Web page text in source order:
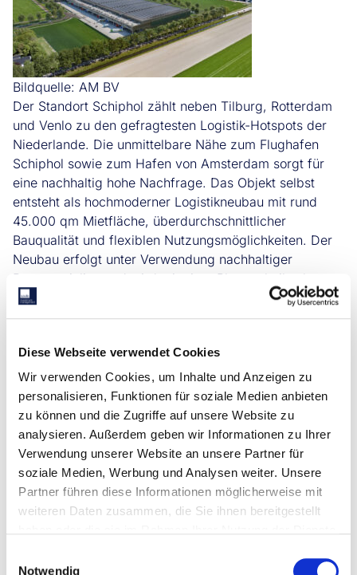
Diese Webseite verwendet Cookies
Wir verwenden Cookies, um Inhalte und Anzeigen zu
personalisieren, Funktionen für soziale Medien anbieten
zu können und die Zugriffe auf unsere Website zu
analysieren. Außerdem geben wir Informationen zu Ihrer
Verwendung unserer Website an unsere Partner für
soziale Medien, Werbung und Analysen weiter. Unsere
Partner führen diese Informationen möglicherweise mit
weiteren Daten zusammen, die Sie ihnen bereitgestellt
Notwendig
Bildquelle: AM BV
Der Standort Schiphol zählt neben Tilburg, Rotterdam
und Venlo zu den gefragtesten Logistik-Hotspots der
Niederlande. Die unmittelbare Nähe zum Flughafen
Schiphol sowie zum Hafen von Amsterdam sorgt für
eine nachhaltig hohe Nachfrage. Das Objekt selbst
entsteht als hochmoderner Logistikneubau mit rund
45.000 qm Mietfläche, überdurchschnittlicher
Bauqualität und flexiblen Nutzungsmöglichkeiten. Der
Neubau erfolgt unter Verwendung nachhaltiger
Baumaterialien und wird mit einer Photovoltaikanlage
auf den Dachflächen ausgestattet, sodass die Mieter
vor Ort den erzeugten Strom nutzen können. Das
Das Projekt befindet sich im Schiphol Trade Park, dem
ersten Businesspark in den Niederlanden mit einer
BREEAM-Gebietszertifizierung. Die Fertigstellung des
Distributionszentrums ist für das erste Quartal 2027
geplant. Ein erster Mietvertrag mit dem
Logistikdienstleister Van der Helm Logistics ist bereits
unterzeichnet.
„Gerade jetzt ist ein guter Zeitpunkt, um antizyklisch zu
langfristigen Fundamentaldaten des Logistiksektors